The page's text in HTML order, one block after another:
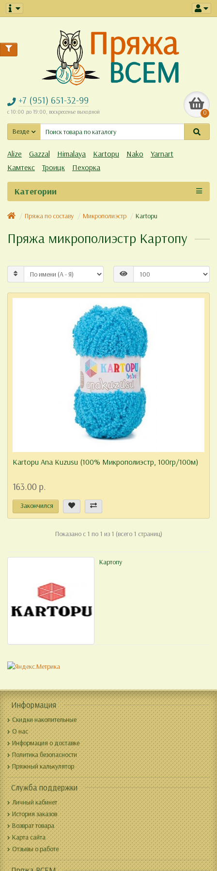
+7 (951) 651-32-99
с 10:00 до 19:00, воскресенье выходной 0
Везде
Alize Gazzal Himalaya Kartopu Nako
Yarnart
Камтекс
Троицк Пехорка
Категории
Пряжа по составу Микрополиэстр Kartopu
Пряжа микрополиэстр Картопу
Kartopu Ana Kuzusu (100% Микрополиэстр, 100гр/100м)
163.00 р.
Закончился
Показано с 1 по 1 из 1 (всего 1 страниц)
Картопу
Информация
Скидки накопительные
О нас
Информация о доставке
Политика безопасности
Пряжный калькулятор
Служба поддержки
Личный кабинет
История заказов
Возврат товара
Карта сайта
Отзывы о работе